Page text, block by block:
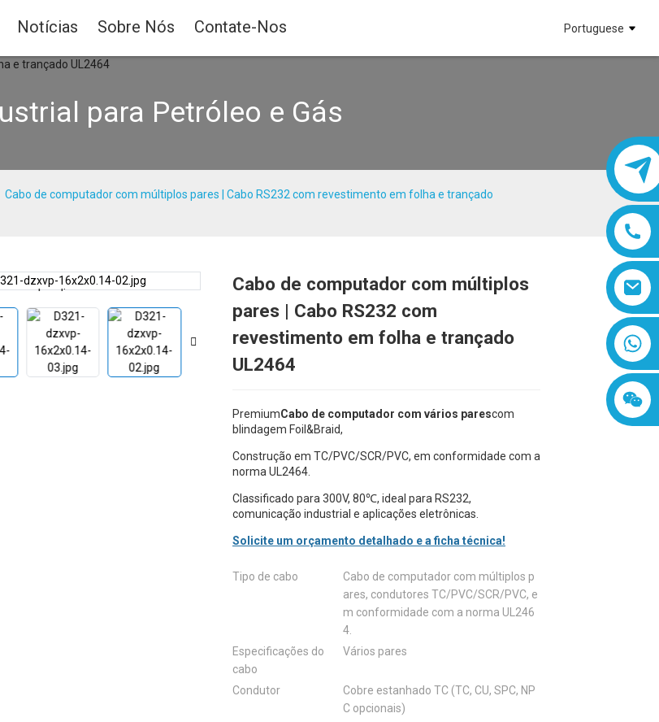
Notícias Sobre Nós Contate-Nos Portuguese
8618019377761
para Petróleo e Gás
Cabo de computador com múltiplos pares | Cabo RS232 com revestimento em folha e trançado
Loading...
Loading... Loading...
Loading... Loading...
Loading...
Cabo de computador com múltiplos
pares | Cabo RS232 com
revestimento em folha e trançado
UL2464
PremiumCabo de computador com vários parescom
blindagem Foil&Braid,
Construção em TC/PVC/SCR/PVC, em conformidade com a
norma UL2464.
Classificado para 300V, 80℃, ideal para RS232,
comunicação industrial e aplicações eletrônicas.
Solicite um orçamento detalhado e a ficha técnica!
Tipo de cabo
Cabo de computador com múltiplos p
ares, condutores TC/PVC/SCR/PVC, e
m conformidade com a norma UL246
4.
Especificações do
cabo
Vários pares
Condutor
Cobre estanhado TC (TC, CU, SPC, NP
C opcionais)